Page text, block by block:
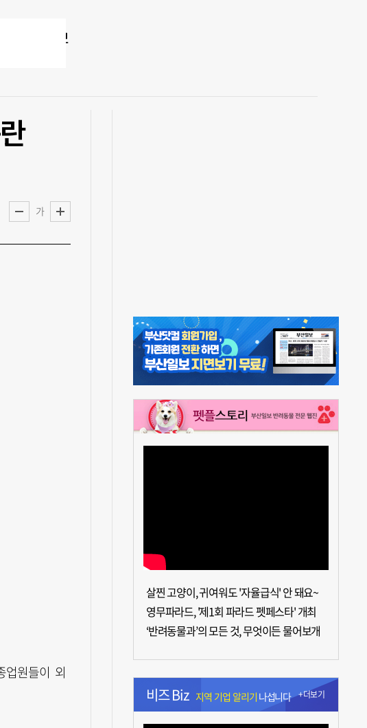
가
원들이 외
살찐 고양이, 귀여워도 '자율급식' 안 돼요~
영무파라드, '제1회 파라드 펫페스타' 개최
‘반려동물과’의 모든 것, 무엇이든 물어보개
비즈 Biz 지역 기업 알리기 나섭니다 +더보기